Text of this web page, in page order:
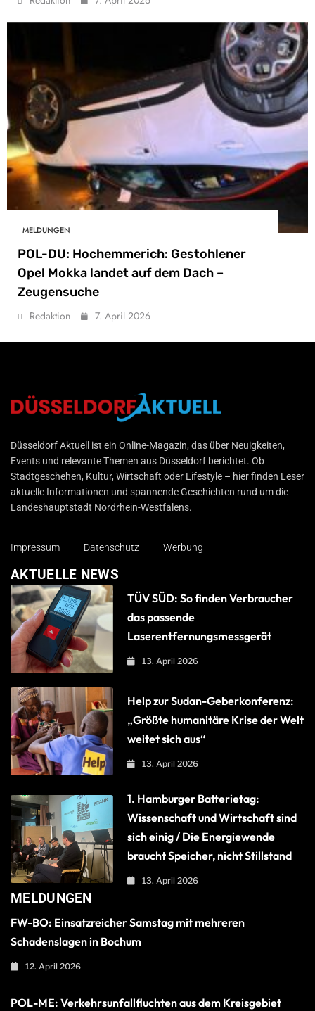
MELDUNGEN
POL-DU: Hochemmerich: Gestohlener
Opel Mokka landet auf dem Dach –
Zeugensuche
Redaktion 7. April 2026
Düsseldorf Aktuell
Düsseldorf Aktuell ist ein Online-Magazin, das über Neuigkeiten,
Events und relevante Themen aus Düsseldorf berichtet. Ob
Stadtgeschehen, Kultur, Wirtschaft oder Lifestyle – hier finden Leser
aktuelle Informationen und spannende Geschichten rund um die
Landeshauptstadt Nordrhein-Westfalens.
Impressum Datenschutz Werbung
AKTUELLE NEWS
TÜV SÜD: So finden Verbraucher
das passende
Laserentfernungsmessgerät
13. April 2026
Help zur Sudan-Geberkonferenz:
„Größte humanitäre Krise der Welt
weitet sich aus“
13. April 2026
1. Hamburger Batterietag:
Wissenschaft und Wirtschaft sind
sich einig / Die Energiewende
braucht Speicher, nicht Stillstand
13. April 2026
MELDUNGEN
FW-BO: Einsatzreicher Samstag mit mehreren
Schadenslagen in Bochum
12. April 2026
POL-ME: Verkehrsunfallfluchten aus dem Kreisgebiet